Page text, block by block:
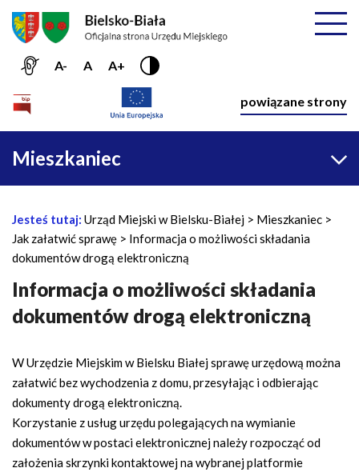
Przejdź do menu głównego
Przejdź do treści
Mapa serwisu
A- A A+
powiązane strony
Główna
nawigacja
Mieszkaniec
Ś
c
i
e
ż
k
n
a
w
i
g
a
Jesteś tutaj: Urząd Miejski w Bielsku-Białej
Mieszkaniec
Jak załatwić sprawę
Informacja o możliwości składania
dokumentów drogą elektroniczną
Informacja o możliwości składania
dokumentów drogą elektroniczną
W Urzędzie Miejskim w Bielsku Białej sprawę urzędową można
załatwić bez wychodzenia z domu, przesyłając i odbierając
dokumenty drogą elektroniczną.
Korzystanie z usług urzędu polegających na wymianie
dokumentów w postaci elektronicznej należy rozpocząć od
założenia skrzynki kontaktowej na wybranej platformie